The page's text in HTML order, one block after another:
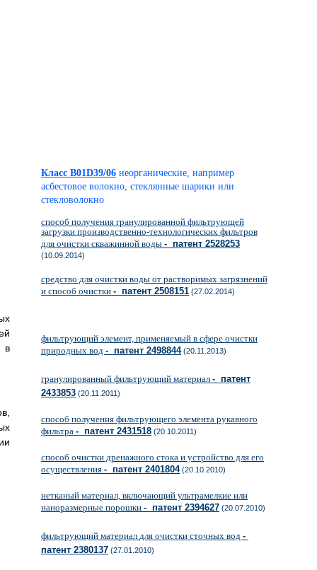
в
Класс B01D39/06 неорганические, например
асбестовое волокно, стеклянные шарики или
стекловолокно
способ получения гранулированной фильтрующей
загрузки производственно-технологических фильтров
для очистки скважинной воды - патент 2528253
(10.09.2014)
средство для очистки воды от растворимых загрязнений
и способ очистки - патент 2508151 (27.02.2014)
фильтрующий элемент, применяемый в сфере очистки
природных вод - патент 2498844(20.11.2013)
гранулированный фильтрующий материал - патент
2433853 (20.11.2011)
способ получения фильтрующего элемента рукавного
фильтра - патент 2431518 (20.10.2011)
способ очистки дренажного стока и устройство для его
осуществления - патент 2401804(20.10.2010)
нетканый материал, включающий ультрамелкие или
наноразмерные порошки - патент 2394627 (20.07.2010)
фильтрующий материал для очистки сточных вод -
патент 2380137 (27.01.2010)